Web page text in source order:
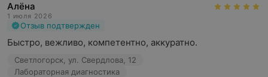
Алёна
1 июля 2026
Отзыв подтвержден
Быстро, вежливо, компетентно, аккуратно.
Светлогорск, ул. Свердлова, 12
Лабораторная диагностика